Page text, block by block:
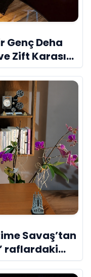
Genç Deha
Zift Karası
Savaş’tan
raflardaki